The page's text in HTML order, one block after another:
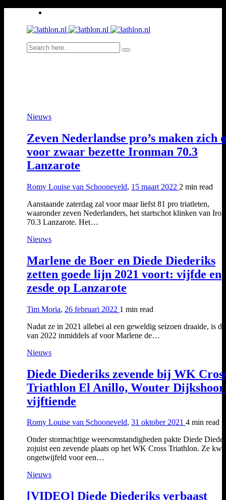
Nieuws
Zeven Nederlandse pro’s maken zich
voor zwaar bezette Ironman 70.3
Lanzarote
Romy Louise van Schooneveld, 15 maart 2022 2 min read
Aanstaande zaterdag zal voor maar liefst 81 pro triatleten,
waaronder zeven Nederlanders, het startschot klinken van
70.3 Lanzarote. Het…
Nieuws
Marlene de Boer en Diede Diederiks
zetten goede lijn 2021 voort: vijfde en
zesde op Lanzarote
Tim Moria, 26 februari 2022 1 min read
Nadat ze in 2021 allebei al een geweldig seizoen draaide, is
van 2022 inmiddels af voor Marlene de…
Nieuws
Diede Diederiks zevende bij WK
Triathlon El Anillo, Wouter
vijftiende
Romy Louise van Schooneveld, 31 oktober 2021 4 min read
Onder stormachtige weersomstandigheden pakte Diede
zojuist een zevende plaats op het WK Cross Triathlon. Ze
ongetwijfeld voor een…
Nieuws
[VIDEO] Diede Diederiks verbaast